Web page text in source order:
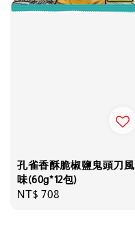
孔雀香酥脆椒鹽鬼頭刀風
味(60g*12包)
Regular
NT$ 708